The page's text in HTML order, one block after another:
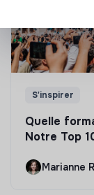
S'inspirer
Quelle
Notre Top
Marianne